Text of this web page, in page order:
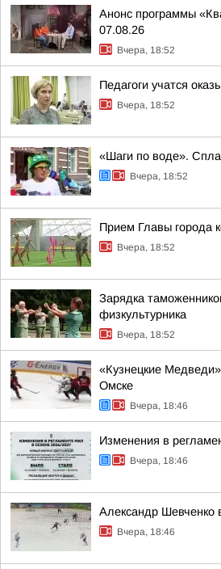
Анонс программы
07.08.26
Вчера, 18:52
Педагоги учатся
Вчера, 18:52
«Шаги по воде».
Вчера, 18:52
Прием Главы города
Вчера, 18:52
Зарядка
физкультурника
Вчера, 18:52
«Кузнецкие
Омске
Вчера, 18:46
Изменения в
Вчера, 18:46
Александр Шевченко
Вчера, 18:46